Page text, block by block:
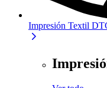
Impresión Textil